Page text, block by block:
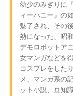
幼少のみぎりに
ィーハニー』の
魅了され、その
熱になった、昭
デモロボットア
女マンガなどを
コスプレをした
メ、マンガ系の
ット小説、豆知